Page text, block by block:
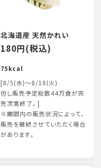
北海道産 天然かれい
180円(税込)
75kcal
[8/5(水)～8/18(火)
但し販売予定総数44万食が完
売次第終了。]
※期間内の販売状況によって、
販売を継続させていただく場合
があります。